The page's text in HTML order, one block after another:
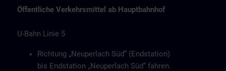
Öffentliche Verkehrsmittel ab Hauptbahnhof
U-Bahn Linie 5
Richtung „Neuperlach Süd“ (Endstation)
bis Endstation „Neuperlach Süd“ fahren.